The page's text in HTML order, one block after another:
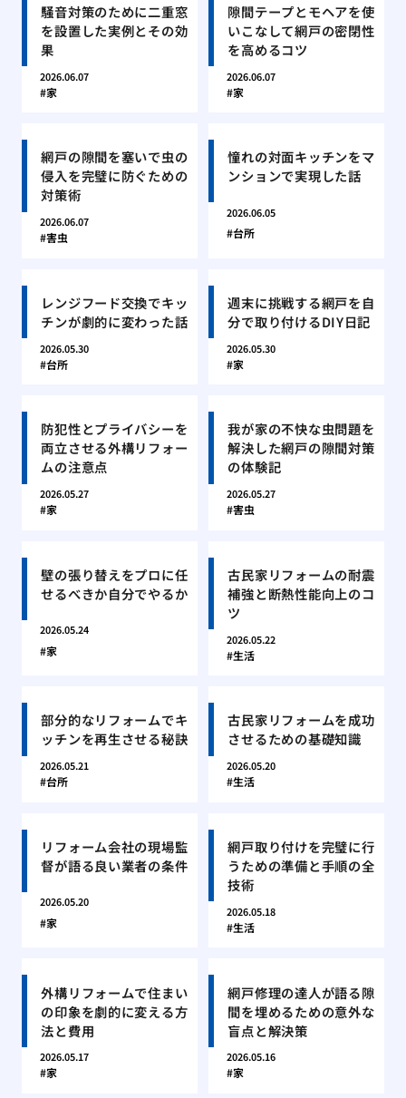
騒音対策のために二重窓
を設置した実例とその効
果
2026.06.07
家
隙間テープとモヘアを使
いこなして網戸の密閉性
を高めるコツ
2026.06.07
家
網戸の隙間を塞いで虫の
侵入を完璧に防ぐための
対策術
2026.06.07
害虫
憧れの対面キッチンをマ
ンションで実現した話
2026.06.05
台所
レンジフード交換でキッ
チンが劇的に変わった話
2026.05.30
台所
週末に挑戦する網戸を自
分で取り付けるDIY日記
2026.05.30
家
防犯性とプライバシーを
両立させる外構リフォー
ムの注意点
2026.05.27
家
我が家の不快な虫問題を
解決した網戸の隙間対策
の体験記
2026.05.27
害虫
壁の張り替えをプロに任
せるべきか自分でやるか
2026.05.24
家
古民家リフォームの耐震
補強と断熱性能向上のコ
ツ
2026.05.22
生活
部分的なリフォームでキ
ッチンを再生させる秘訣
2026.05.21
台所
古民家リフォームを成功
させるための基礎知識
2026.05.20
生活
リフォーム会社の現場監
督が語る良い業者の条件
2026.05.20
家
網戸取り付けを完璧に行
うための準備と手順の全
技術
2026.05.18
生活
外構リフォームで住まい
の印象を劇的に変える方
法と費用
2026.05.17
家
網戸修理の達人が語る隙
間を埋めるための意外な
盲点と解決策
2026.05.16
家